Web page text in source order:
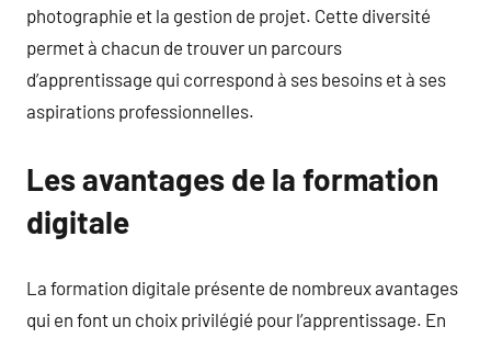
photographie et la gestion de projet. Cette diversité
permet à chacun de trouver un parcours
d’apprentissage qui correspond à ses besoins et à ses
aspirations professionnelles.
Les avantages de la formation
digitale
La formation digitale présente de nombreux avantages
qui en font un choix privilégié pour l’apprentissage. En